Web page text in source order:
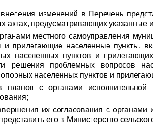
изменений в Перечень
актах, предусматривающих указанные
местного самоуправления
прилегающие населенные пункты,
населенных пунктов и
решения проблемных вопросов
населенных пунктов и
планов с органами
их согласования с
его в Министерство